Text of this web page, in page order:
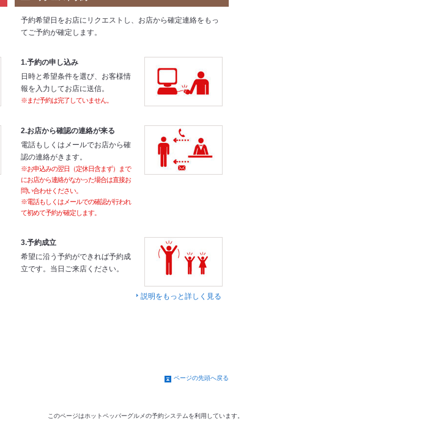
予約希望日をお店にリクエストし、お店から確定連絡をもっ
てご予約が確定します。
1.予約の申し込み
日時と希望条件を選び、お客様情
報を入力してお店に送信。
※まだ予約は完了していません。
2.お店から確認の連絡が来る
電話もしくはメールでお店から確
認の連絡がきます。
※お申込みの翌日（定休日含まず）まで
にお店から連絡がなかった場合は直接お
問い合わせください。
※電話もしくはメールでの確認が行われ
て初めて予約が確定します。
3.予約成立
希望に沿う予約ができれば予約成
立です。当日ご来店ください。
説明をもっと詳しく見る
ページの先頭へ戻る
このページはホットペッパーグルメの予約システムを利用しています。